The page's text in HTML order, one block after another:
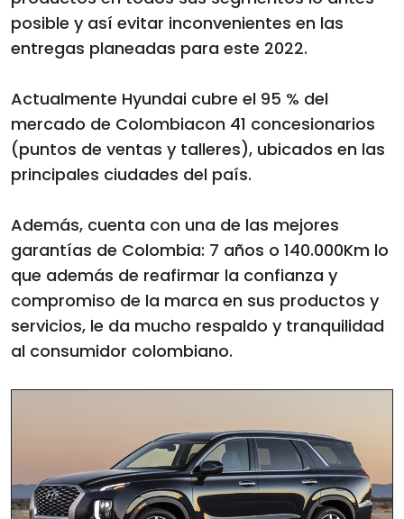
posible y así evitar inconvenientes en las
entregas planeadas para este 2022.
Actualmente Hyundai cubre el 95 % del
mercado de Colombiacon 41 concesionarios
(puntos de ventas y talleres), ubicados en las
principales ciudades del país.
Además, cuenta con una de las mejores
garantías de Colombia: 7 años o 140.000Km lo
que además de reafirmar la confianza y
compromiso de la marca en sus productos y
servicios, le da mucho respaldo y tranquilidad
al consumidor colombiano.